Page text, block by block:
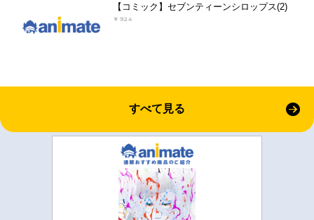
【コミック】セブンティーンシロップス(2)
￥924
すべて見る